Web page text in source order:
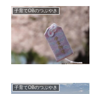
子育てOBのつぶやき
子育てOBのつぶやき